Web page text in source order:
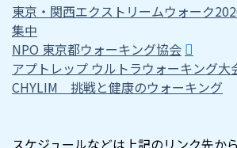
東京・関西エクストリームウォーク
集中
NPO 東京都ウォーキング協会
アプトレップ ウルトラウォーキング大
CHYLIM 挑戦と健康のウォーキング
スケジュールなどは上記のリンク先か